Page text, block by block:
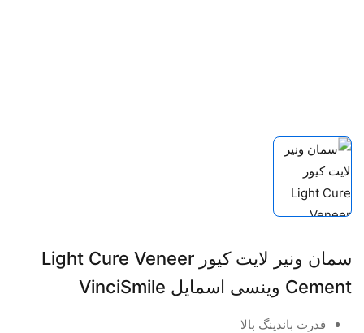
سمان ونیر لایت کیور Light Cure Veneer
Cement وینسی اسمایل VinciSmile
قدرت باندینگ بالا